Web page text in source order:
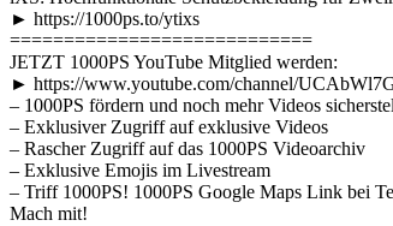
► https://1000ps.to/ytixs
============================
JETZT 1000PS YouTube Mitglied werden:
► https://www.youtube.com/channel/
– 1000PS fördern und noch mehr Videos
– Exklusiver Zugriff auf exklusive Videos
– Rascher Zugriff auf das 1000PS Videoarchiv
– Exklusive Emojis im Livestream
– Triff 1000PS! 1000PS Google Maps Link bei
Mach mit!